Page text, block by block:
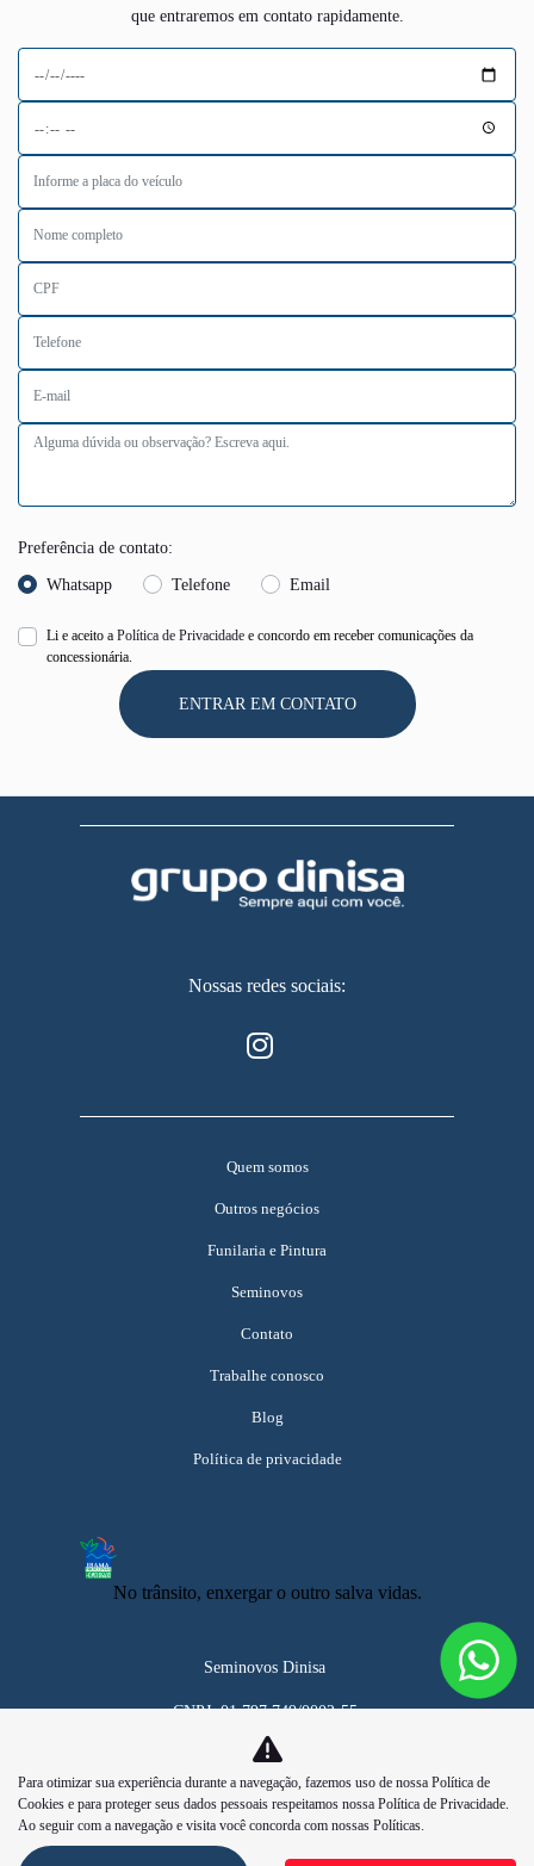
que entraremos em contato rapidamente.
Preferência de contato:
Whatsapp Telefone Email
Li e aceito a Política de Privacidade e concordo em receber comunicações da
concessionária.
ENTRAR EM CONTATO
Nossas redes sociais:
Quem somos
Outros negócios
Funilaria e Pintura
Seminovos
Contato
Trabalhe conosco
Blog
Política de privacidade
No trânsito, enxergar o outro salva vidas.
Seminovos Dinisa
CNPJ: 01.797.749/0002-55
Para otimizar sua experiência durante a navegação, fazemos uso de nossa Política de
Cookies e para proteger seus dados pessoais respeitamos nossa Política de Privacidade.
Ao seguir com a navegação e visita você concorda com nossas Políticas.